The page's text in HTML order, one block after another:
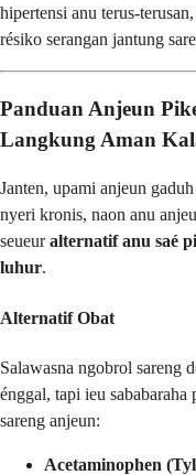
hipertensi anu terus-
résiko serangan jantung
Panduan Anjeun
Langkung Aman
Janten, upami anjeun
nyeri kronis, naon anu
seueuralternatif anu saé
luhur.
Alternatif Obat
Salawasna ngobrol sareng
énggal, tapi ieu
sareng anjeun:
Acetaminophen